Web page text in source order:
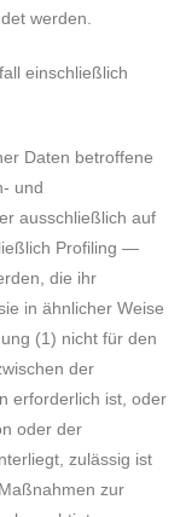
werden.
einschließlich
Daten betroffene
und
ausschließlich auf
Profiling —
die ihr
in ähnlicher Weise
(1) nicht für den
der
erforderlich ist, oder
oder der
zulässig ist
zur